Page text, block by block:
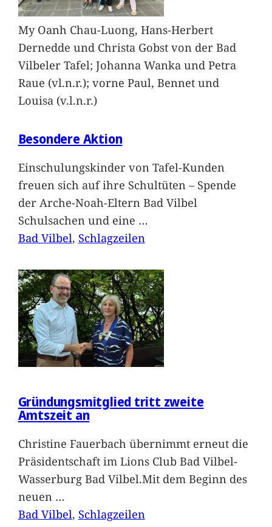
My Oanh Chau-Luong, Hans-Herbert
Dernedde und Christa Gobst von der Bad
Vilbeler Tafel; Johanna Wanka und Petra
Raue (vl.n.r.); vorne Paul, Bennet und
Louisa (v.l.n.r.)
Besondere Aktion
Einschulungskinder von Tafel-Kunden
freuen sich auf ihre Schultüten – Spende
der Arche-Noah-Eltern Bad Vilbel
Schulsachen und eine …
Bad Vilbel, Schlagzeilen
Gründungsmitglied tritt zweite
Amtszeit an
Christine Fauerbach übernimmt erneut die
Präsidentschaft im Lions Club Bad Vilbel-
Wasserburg Bad Vilbel.Mit dem Beginn des
neuen …
Bad Vilbel, Schlagzeilen